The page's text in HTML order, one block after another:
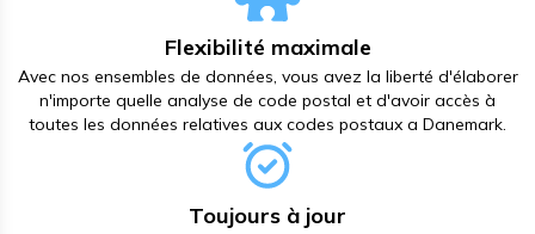
Flexibilité maximale
Avec nos ensembles de données, vous avez la liberté d'élaborer
n'importe quelle analyse de code postal et d'avoir accès à
toutes les données relatives aux codes postaux а Danemark.
Toujours à jour